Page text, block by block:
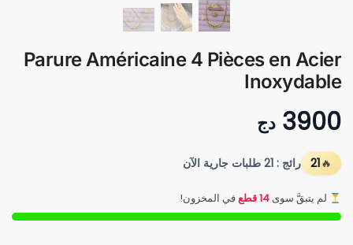
Parure Américaine 4 Pièces en Acier
Inoxydable
3900 دج
21 رائج : 21 طلبات جارية الآن
لم يتبقَّ سوى 14 قطع في المخزون!